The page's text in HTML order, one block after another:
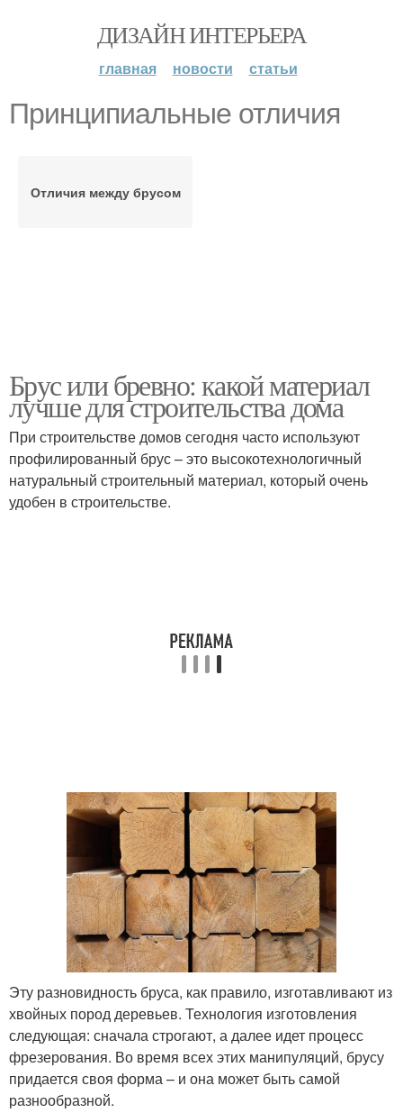
ДИЗАЙН ИНТЕРЬЕРА
главная новости статьи
Принципиальные отличия
Отличия между брусом
Брус или бревно: какой материал
лучше для строительства дома
При строительстве домов сегодня часто используют
профилированный брус – это высокотехнологичный
натуральный строительный материал, который очень
удобен в строительстве.
Эту разновидность бруса, как правило, изготавливают из
хвойных пород деревьев. Технология изготовления
следующая: сначала строгают, а далее идет процесс
фрезерования. Во время всех этих манипуляций, брусу
придается своя форма – и она может быть самой
разнообразной.